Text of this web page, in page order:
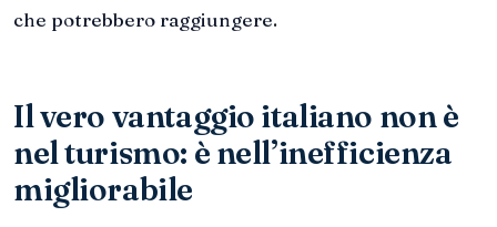
che potrebbero raggiungere.
Il vero vantaggio italiano non è
nel turismo: è nell’inefficienza
migliorabile